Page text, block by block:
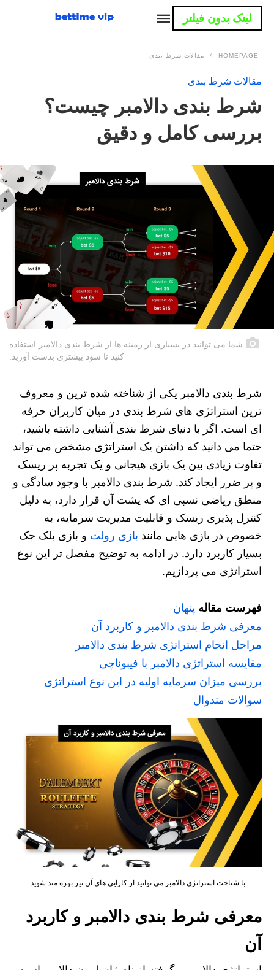
لینک بدون فیلتر
HOMEPAGE مقالات شرط بندی
مقالات شرط بندی
شرط بندی دالامبر چیست؟
بررسی کامل و دقیق
شما می توانید در بسیاری از زمینه ها از شرط بندی دالامبر استفاده
کنید تا سود بیشتری بدست آورید.
شرط بندی دالامبر یکی از شناخته شده ترین و معروف
ترین استراتژی های شرط بندی در میان کاربران حرفه
ای است. اگر با دنیای شرط بندی آشنایی داشته باشید،
حتما می دانید که داشتن یک استراتژی مشخص می‌ تواند
تفاوت زیادی بین یک بازی هیجانی و یک تجربه پر ریسک
و پر ضرر ایجاد کند. شرط بندی دالامبر با وجود سادگی و
منطق ریاضی نسبی‌ ای که پشت آن قرار دارد، به دلیل
کنترل‌ پذیری ریسک و قابلیت مدیریت سرمایه، به‌
خصوص در بازی‌ هایی مانند بازی رولت و بازی بلک‌ جک
بسیار کاربرد دارد. در ادامه به توضیح مفصل تر این نوع
استراتژی می پردازیم.
فهرست مقاله پنهان
معرفی شرط بندی دالامبر و کاربرد آن
مراحل انجام استراتژی شرط بندی دالامبر
مقایسه استراتژی دالامبر با فیبوناچی
بررسی میزان سرمایه اولیه در این نوع استراتژی
سوالات متدوال
با شناخت استراتژی دالامبر می توانید از کارایی های آن نیز بهره مند شوید.
معرفی شرط بندی دالامبر و کاربرد
آن